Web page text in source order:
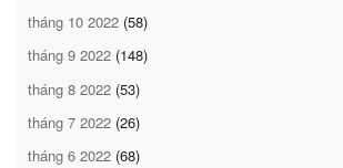
tháng 10 2022 (58)
tháng 9 2022 (148)
tháng 8 2022 (53)
tháng 7 2022 (26)
tháng 6 2022 (68)